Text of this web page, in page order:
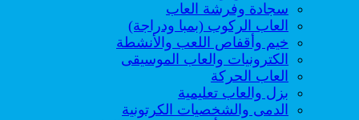
سجادة وفرشة العاب
العاب الركوب (بمبا ودراجة)
خيم وأقفاص اللعب والأنشطة
الكترونيات والعاب الموسيقى
العاب الحركة
بزل والعاب تعليمية
الدمى والشخصيات الكرتونية